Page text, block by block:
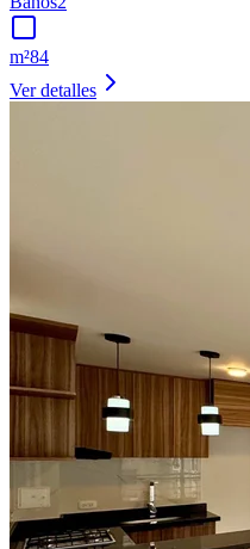
m²84
Ver detalles